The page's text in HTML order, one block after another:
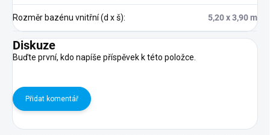
Rozměr bazénu vnitřní (d x š): 5,20 x 3,90 m
Diskuze
Buďte první, kdo napíše příspěvek k této položce.
Přidat komentář